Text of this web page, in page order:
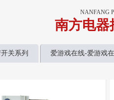
NANFANG
南方电器
关系列 爱游戏在线-爱游戏